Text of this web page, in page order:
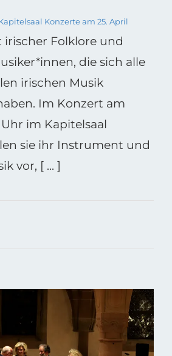
Konzerte am 25. April
Folklore und
die sich alle
irischen Musik
Im Konzert am
im Kapitelsaal
sie ihr Instrument und
vor, [ ... ]